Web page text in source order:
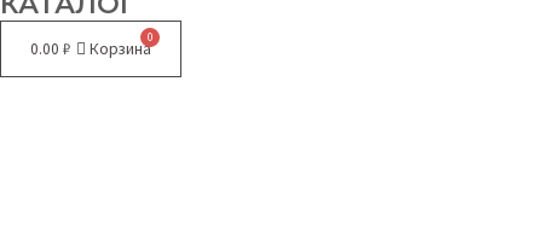
0.00 ₽ Корзина